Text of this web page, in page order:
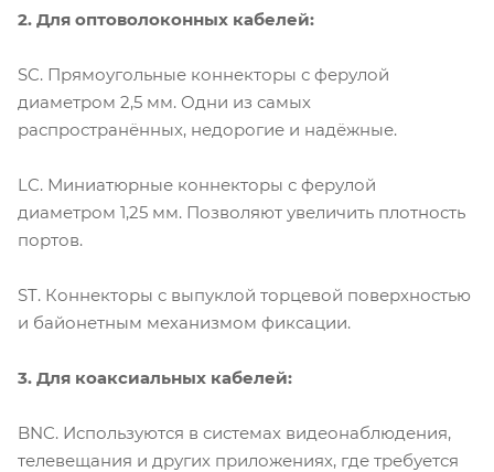
2. Для оптоволоконных кабелей:
SC. Прямоугольные коннекторы с ферулой
диаметром 2,5 мм. Одни из самых
распространённых, недорогие и надёжные.
LC. Миниатюрные коннекторы с ферулой
диаметром 1,25 мм. Позволяют увеличить плотность
портов.
ST. Коннекторы с выпуклой торцевой поверхностью
и байонетным механизмом фиксации.
3. Для коаксиальных кабелей:
BNC. Используются в системах видеонаблюдения,
телевещания и других приложениях, где требуется